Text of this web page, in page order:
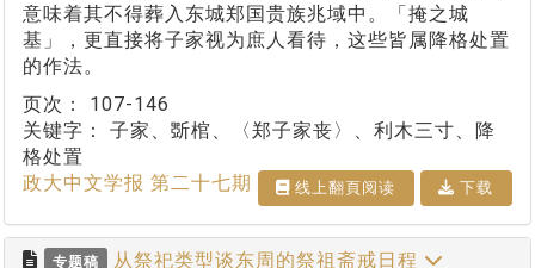
意味着其不得葬入东城郑国贵族兆域中。「掩之城
基」，更直接将子家视为庶人看待，这些皆属降格处置
的作法。
页次： 107-146
关键字： 子家、斲棺、〈郑子家丧〉、利木三寸、降
格处置
政大中文学报 第二十七期
线上翻⾴阅读 下载
专题稿 从祭祀类型谈东周的祭祖斋戒日程